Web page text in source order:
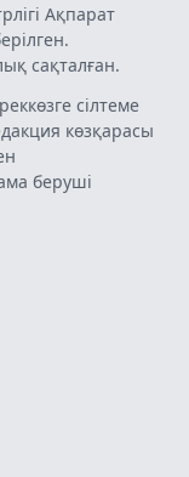
Ақпарат
сақталған.
сілтеме
көзқарасы
беруші